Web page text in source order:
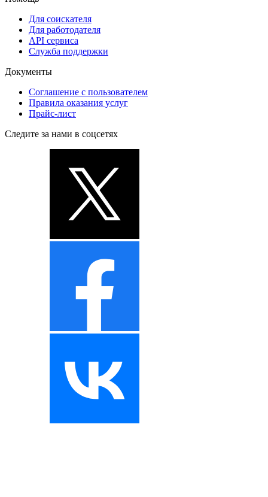
Для соискателя
Для работодателя
API сервиса
Служба поддержки
Документы
Соглашение с пользователем
Правила оказания услуг
Прайс-лист
Следите за нами в соцсетях